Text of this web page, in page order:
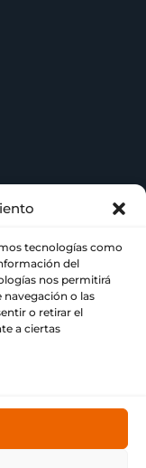
tecnologías como
del
nos permitirá
o las
o retirar el
a ciertas